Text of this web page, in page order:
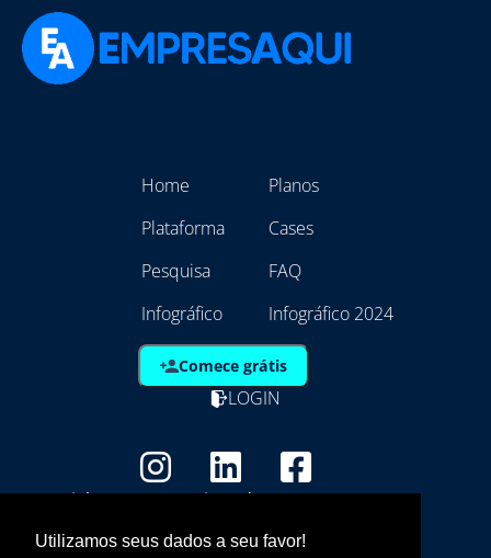
Utilizamos seus dados a seu favor!
Home
Plataforma
Pesquisa
Infográfico
Planos
Cases
FAQ
Infográfico 2024
Comece grátis
LOGIN
Copyright - Marca Registrada
21.792.257/0001/01